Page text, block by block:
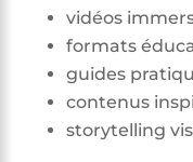
vidéos
formats
guides
contenus
storytelling